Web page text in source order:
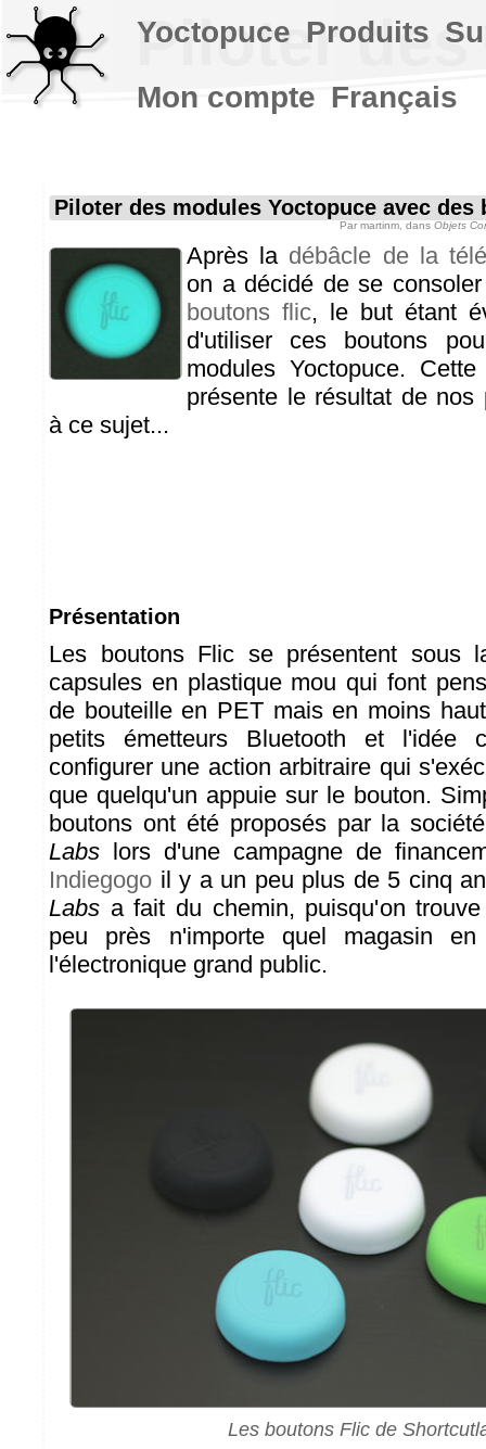
Piloter
Piloter des modules Yoctopuce avec des
Par martinm , dans Objets
Après la débâcle de la
on a décidé de se
boutons flic, le but étant
d'utiliser ces boutons
modules Yoctopuce.
présente le résultat de nos
à ce sujet...
Présentation
Les boutons Flic se présentent sous
capsules en plastique mou qui font
de bouteille en PET mais en moins
petits émetteurs Bluetooth et l'idée
configurer une action arbitraire qui
que quelqu'un appuie sur le bouton.
boutons ont été proposés par la
Labs lors d'une campagne de
Indiegogo il y a un peu plus de 5 cinq
Labs a fait du chemin, puisqu'on
peu près n'importe quel magasin
l'électronique grand public.
Les boutons Flic de
Yoctopuce Produits
Mon compte Français